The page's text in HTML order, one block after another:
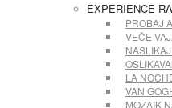
EXPERIENCE
PROBAJ
VEČE
LA
VAN
MOZAIK